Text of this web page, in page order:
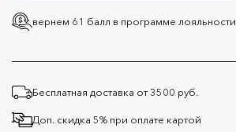
вернем 61 балл в программе лояльности
Бесплатная доставка от 3500 руб.
Доп. скидка 5% при оплате картой